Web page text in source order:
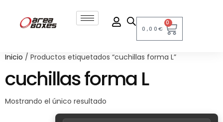
0,00€
0
Inicio / Productos etiquetados “cuchillas forma L”
cuchillas forma L
Mostrando el único resultado